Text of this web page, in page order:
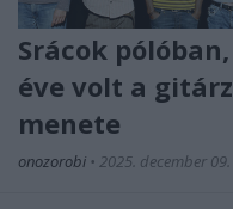
Srácok
éve volt a
menete
onozorobi • 2025. december 09.